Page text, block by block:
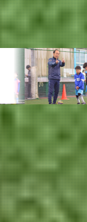
指導理念を徹底
選手の「自
チ陣の指導
サッカーの技術や楽